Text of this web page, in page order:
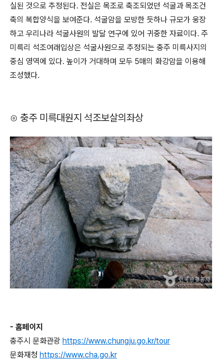
실된 것으로 추정된다. 전실은 목조로 축조되었던 석굴과 목조건
축의 복합양식을 보여준다. 석굴암을 모방한 듯하나 규모가 웅장
하고 우리나라 석굴사원의 발달 연구에 있어 귀중한 자료이다. 주
미륵리 석조여래입상은 석굴사원으로 추정되는 충주 미륵사지의
중심 영역에 있다. 높이가 거대하며 모두 5매의 화강암을 이용해
조성했다.
⊙ 충주 미륵대원지 석조보살의좌상
- 홈페이지
충주시 문화관광 https://www.chungju.go.kr/tour
문화재청 https://www.cha.go.kr